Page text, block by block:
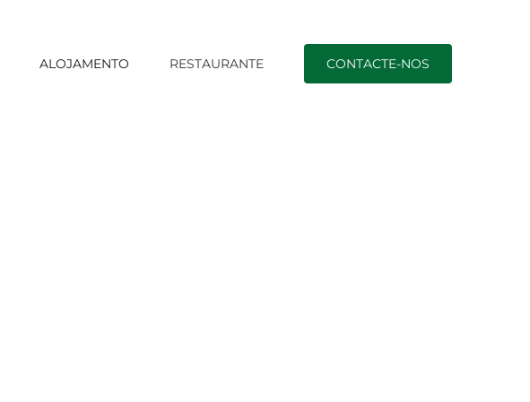
ALOJAMENTO RESTAURANTE CONTACTE-NOS